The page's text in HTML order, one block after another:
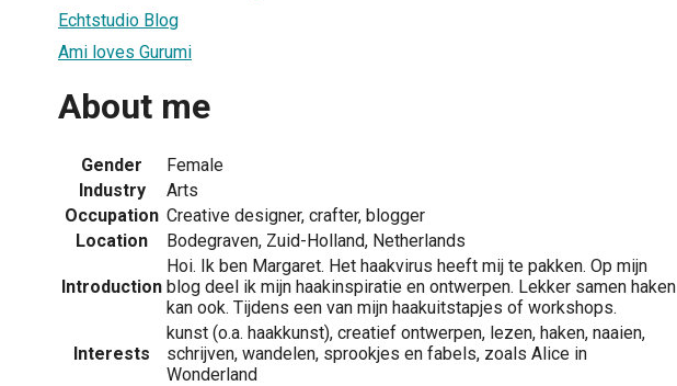
Echtstudio Blog
Ami loves Gurumi
About me
Gender
Female
Industry
Arts
Occupation Creative designer, crafter, blogger
Location
Bodegraven, Zuid-Holland, Netherlands
Introduction
Hoi. Ik ben Margaret. Het haakvirus heeft mij te pakken. Op mijn
blog deel ik mijn haakinspiratie en ontwerpen. Lekker samen haken
kan ook. Tijdens een van mijn haakuitstapjes of workshops.
Interests
kunst (o.a. haakkunst), creatief ontwerpen, lezen, haken, naaien,
schrijven, wandelen, sprookjes en fabels, zoals Alice in
Wonderland